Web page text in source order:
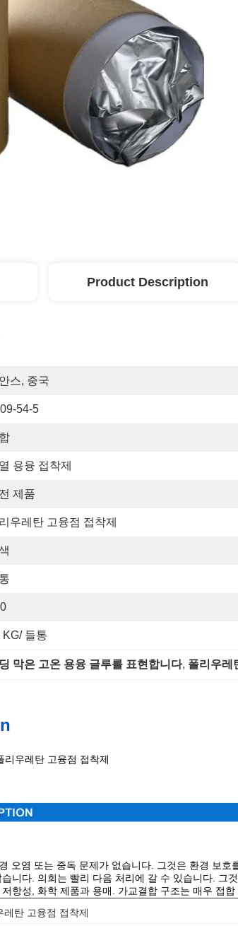
Product Description
스, 중국
54-5
용융 접착제
제품
우레탄 고융점 접착제
KG/ 들통
막은 고온 용융 글루를 표현합니다, 폴리우레
리우레탄 고융점 접착제
오염 또는 중독 문제가 없습니다. 그것은 환경 보호
니다. 의회는 빨리 다음 처리에 갈 수 있습니다. 그
항성, 화학 제품과 용매. 가교결합 구조는 매우 접
레탄 고융점 접착제